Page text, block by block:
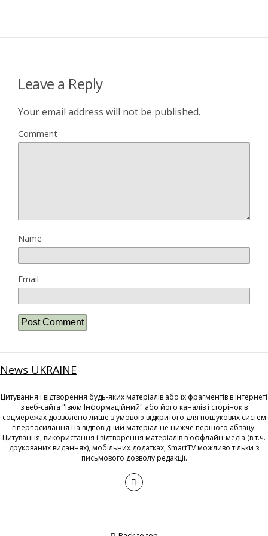
Leave a Reply
Your email address will not be published.
Comment
Name
Email
News UKRAINE
Цитування і відтворення будь-яких матеріалів або їх фрагментів в Інтернеті
з веб-сайта "Ізюм Інформаційний" або його каналів і сторінок в
соцмережах дозволено лише з умовою відкритого для пошукових систем
гіперпосилання на відповідний матеріал не нижче першого абзацу.
Цитування, використання і відтворення матеріалів в оффлайн-медіа (в т.ч.
друкованих виданнях), мобільних додатках, SmartTV можливо тільки з
письмового дозволу редакції.